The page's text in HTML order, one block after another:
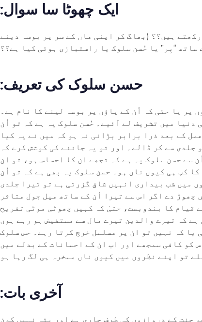
:ایک چھوٹا سا سوال
ہیں؟؟ (بھاگ کر اپنی ماں کے سر پر بوسہ دینے
“بِر” یا حُسن سلوک یا راستبازی ہوتی کیا ہے؟؟
:حسن سلوک کی تعریف
یا حتی کہ اُن کے پاؤں پر بوسہ لینے کا نام ہے۔
دنیا میں تشریف لے آئیے۔ حُسن سلوک یہ ہے کہ تو اُن
کے بعد ذرا برابر بڑائی نہ ہو کہ میں نے یہ کیا
سے کر ڈالے۔ اور تو یہ جاننے کی کوشش کرے کہ
سے حسن سلوک یہ ہے کہ تجھے ان کا احساس ہو، تو ان
کپ ہی کیوں ناں ہو۔ حسن سلوک یہ بھی ہے کہ تو اُن
میں شب بیداری انہیں شاق گزرتی ہے تو تیرا جلدی
دے اگر اس سے تیرا اُن کے ساتھ میل جول متاثر
قیام کا بندوبست، حتیٰ کہ کہیں چھوٹی موٹی تفریح
کہ تیرے والدین تیرے مال سے مستفیض ہو رہے ہوں
یا کہ نہیں تو ان پر مسلسل خرچ کرتا رہے۔ حس سلوک
کو کافی سمجھے اور اب ان کے احسانات کے بدلے میں
:آخری بات
جنت کے دروازوں کی طرف جاری ہے اور پتہ نہیں کون